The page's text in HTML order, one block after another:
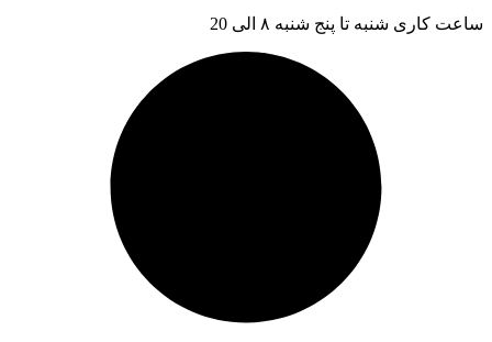
ساعت کاری شنبه تا پنج شنبه ۸ الی 20